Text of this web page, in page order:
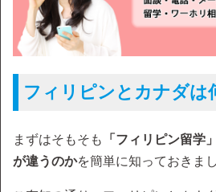
フィリピンとカナダは
まずはそもそも
「フィリピン留学
が違うのかを簡単に知っておきまし